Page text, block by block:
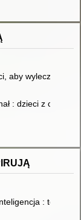
pracy nad
aby wyleczyć
dzieci z cukrzycą i
: dzieci z
: to, o